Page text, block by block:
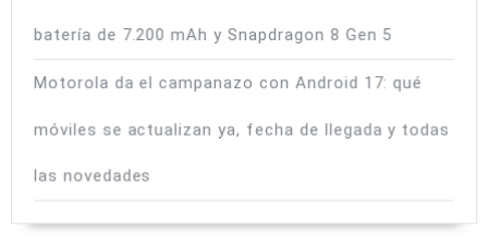
batería de 7.200 mAh y Snapdragon 8 Gen 5
Motorola da el campanazo con Android 17: qué
móviles se actualizan ya, fecha de llegada y todas
las novedades